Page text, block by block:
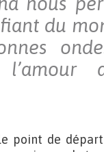
du
point de